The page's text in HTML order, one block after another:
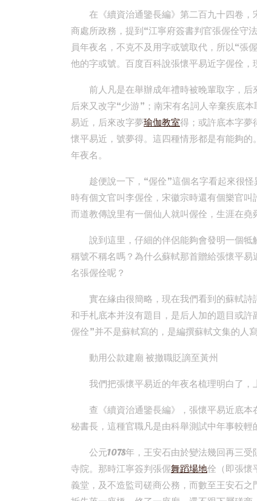
在《續資治通鑒長編》第二百九十四卷
商處所政務，提到“江寧府簽書判官張偓佺守
員年夜名，不克不及用字或號取代，所以“張
他的字或號。百度百科說張懷平易近字偓佺，
前人凡是在舉辦成年禮時被晚輩取字，
后來又改字“少游”；南宋有名詞人辛棄疾底
易近，后來改字夢瑜伽教室得；或許底本字夢
懷平易近，號夢得。這四種情形都是有能夠
年夜名。
趁便說一下，“偓佺”這個名字看起來很
時有個文官叫李偓佺，宋徽宗時還有個樂官
而道教傳說里有一個仙人就叫偓佺，生涯在堯
說到這里，仔細的伴侶能夠會發明一個
稱號不稱名嗎？為什么蘇軾那首贈給張懷平
名張偓佺呢？
實在緣由很簡略，現在我們看到的蘇軾
和手札底本并沒有題目，是后人加的題目或
偓佺”并不是蘇軾寫的，是編撰蘇軾文集的人寫
動用公款建廟 被撤職貶謫至黃州
我們把張懷平易近的年夜名梳理明白了，
查《續資治通鑒長編》，張懷平易近底
秘書長，這種官職凡是由科舉測試中年事較輕
公元1078年，王安石由於變法幾回再三
寺院。那時江寧簽判張偓舞蹈場地佺（即張
義堂，及不造監司磋商公務，而數至王安石